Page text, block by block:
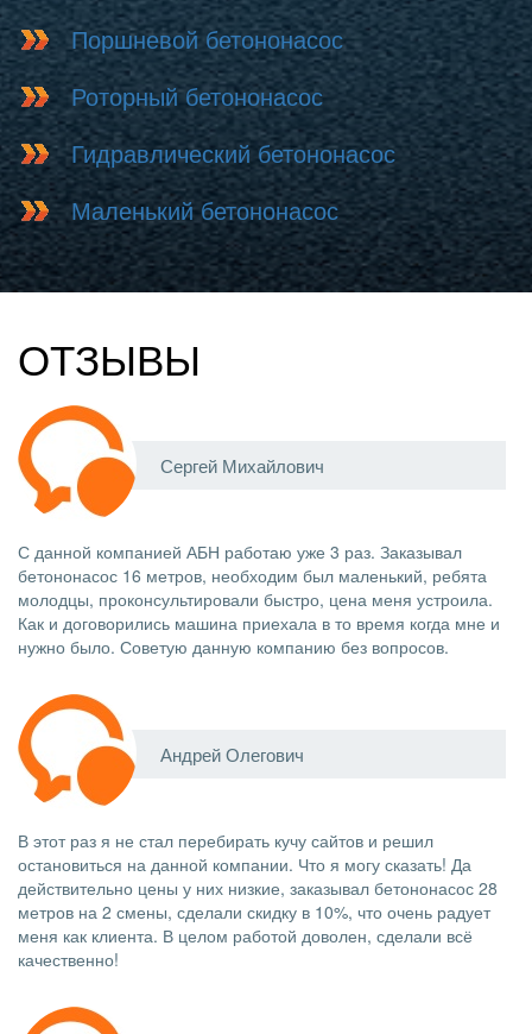
Поршневой бетононасос
Роторный бетононасос
Гидравлический бетононасос
Маленький бетононасос
ОТЗЫВЫ
Сергей Михайлович
С данной компанией АБН работаю уже 3 раз. Заказывал
бетононасос 16 метров, необходим был маленький, ребята
молодцы, проконсультировали быстро, цена меня устроила.
Как и договорились машина приехала в то время когда мне и
нужно было. Советую данную компанию без вопросов.
Андрей Олегович
В этот раз я не стал перебирать кучу сайтов и решил
остановиться на данной компании. Что я могу сказать! Да
действительно цены у них низкие, заказывал бетононасос 28
метров на 2 смены, сделали скидку в 10%, что очень радует
меня как клиента. В целом работой доволен, сделали всё
качественно!